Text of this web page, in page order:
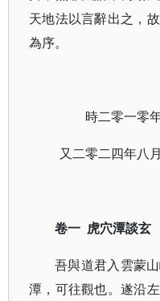
天地法以言辭出之，
為序。
時二零一零
又二零二四年八
卷一 虎穴潭談玄
吾與道君入雲蒙
潭，可往觀也。遂沿